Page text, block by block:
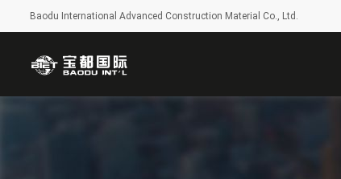
Baodu International Advanced Construction Material Co., Ltd.